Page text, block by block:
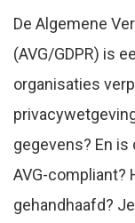
De Algemene
(AVG/GDPR) is
organisaties
gegevens? En is
AVG-compliant?
gehandhaafd?